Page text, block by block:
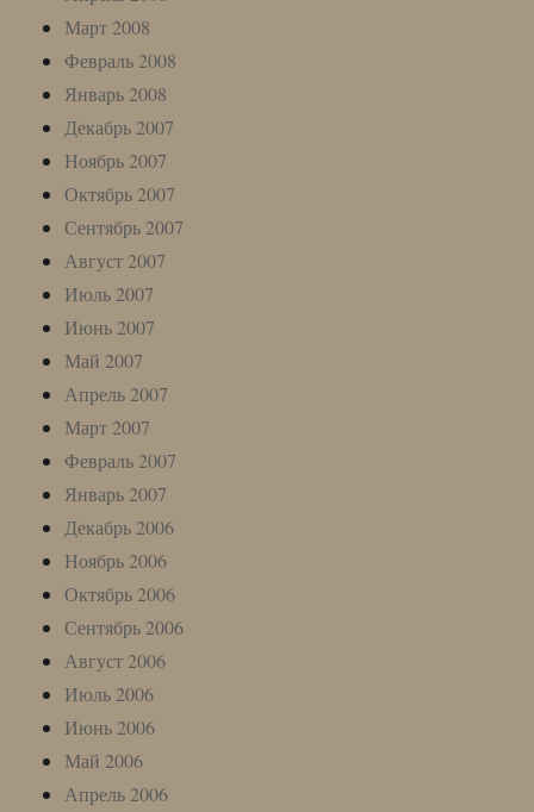
Март 2008
Февраль 2008
Январь 2008
Декабрь 2007
Ноябрь 2007
Октябрь 2007
Сентябрь 2007
Август 2007
Июль 2007
Июнь 2007
Май 2007
Апрель 2007
Март 2007
Февраль 2007
Январь 2007
Декабрь 2006
Ноябрь 2006
Октябрь 2006
Сентябрь 2006
Август 2006
Июль 2006
Июнь 2006
Май 2006
Апрель 2006